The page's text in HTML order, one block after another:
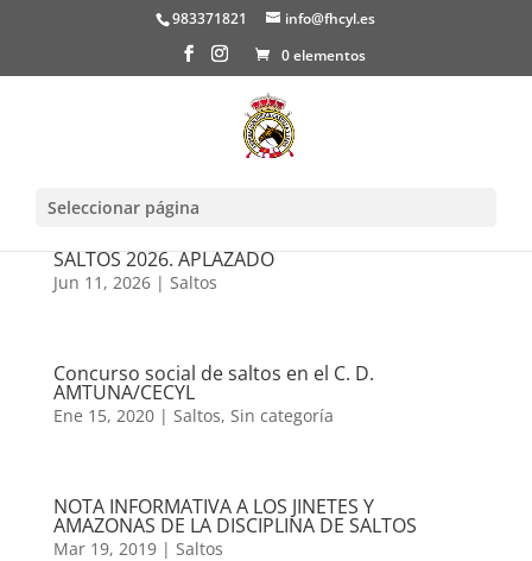
983371821
info@fhcyl.es
0 elementos
Seleccionar página
SALTOS 2026. APLAZADO
Jun 11, 2026| Saltos
Concurso social de saltos en el C. D.
AMTUNA/CECYL
Ene 15, 2020| Saltos, Sin categoría
NOTA INFORMATIVA A LOS JINETES Y
AMAZONAS DE LA DISCIPLINA DE SALTOS
Mar 19, 2019| Saltos